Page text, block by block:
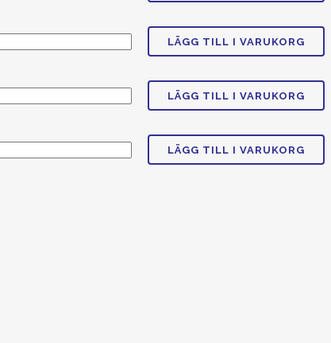
LÄGG TILL I VARUKORG
LÄGG TILL I VARUKORG
LÄGG TILL I VARUKORG